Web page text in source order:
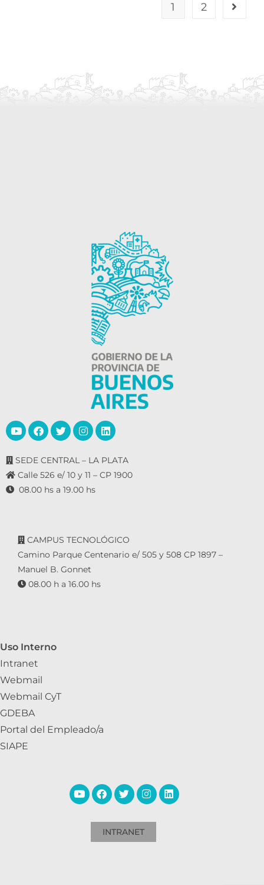
1 2
SEDE CENTRAL – LA PLATA
Calle 526 e/ 10 y 11 – CP 1900
08.00 hs a 19.00 hs
CAMPUS TECNOLÓGICO
Camino Parque Centenario e/ 505 y 508 CP 1897 –
Manuel B. Gonnet
08.00 h a 16.00 hs
Uso Interno
Intranet
Webmail
Webmail CyT
GDEBA
Portal del Empleado/a
SIAPE
INTRANET